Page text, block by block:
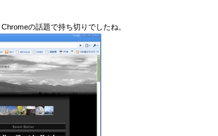
の話題で持ち切りでしたね。